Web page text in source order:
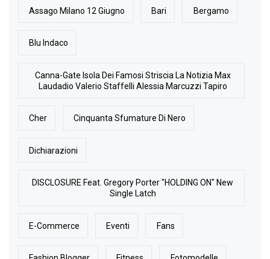
Assago Milano 12 Giugno Bari Bergamo
Blu Indaco
Canna-Gate Isola Dei Famosi Striscia La Notizia Max
Laudadio Valerio Staffelli Alessia Marcuzzi Tapiro
Cher Cinquanta Sfumature Di Nero
Dichiarazioni
DISCLOSURE Feat. Gregory Porter "HOLDING ON" New
Single Latch
E-Commerce Eventi Fans